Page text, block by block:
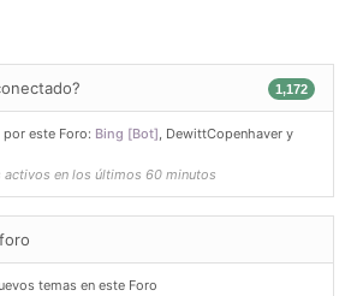
1,172
este Foro: Bing [Bot], DewittCopenhaver y
activos en los últimos 60 minutos
temas en este Foro